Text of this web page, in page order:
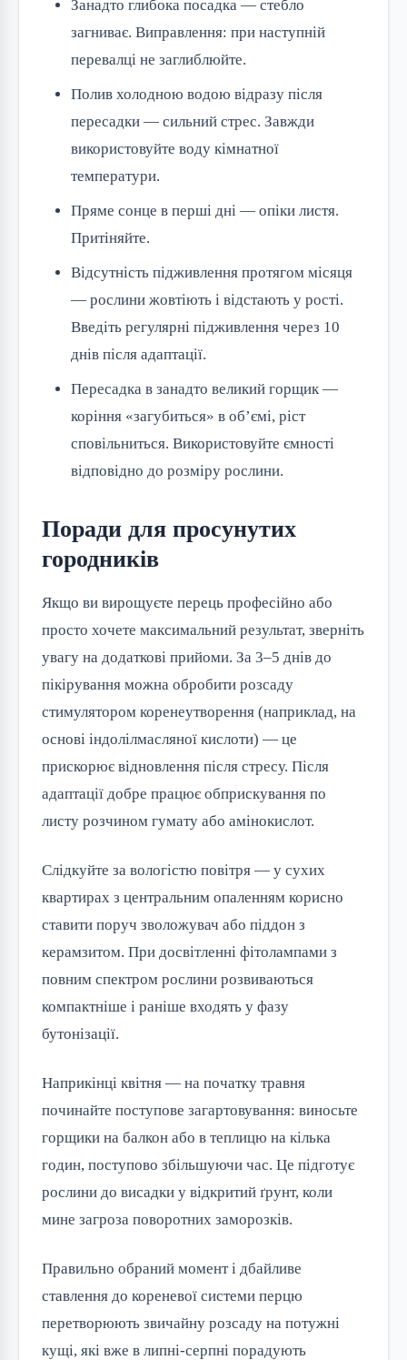
Занадто глибока посадка — стебло
загниває. Виправлення: при наступній
перевалці не заглиблюйте.
Полив холодною водою відразу після
пересадки — сильний стрес. Завжди
використовуйте воду кімнатної
температури.
Пряме сонце в перші дні — опіки листя.
Притіняйте.
Відсутність підживлення протягом місяця
— рослини жовтіють і відстають у рості.
Введіть регулярні підживлення через 10
днів після адаптації.
Пересадка в занадто великий горщик —
коріння «загубиться» в об’ємі, ріст
сповільниться. Використовуйте ємності
відповідно до розміру рослини.
Поради для просунутих
городників
Якщо ви вирощуєте перець професійно або
просто хочете максимальний результат, зверніть
увагу на додаткові прийоми. За 3–5 днів до
пікірування можна обробити розсаду
стимулятором коренеутворення (наприклад, на
основі індолілмасляної кислоти) — це
прискорює відновлення після стресу. Після
адаптації добре працює обприскування по
листу розчином гумату або амінокислот.
Слідкуйте за вологістю повітря — у сухих
квартирах з центральним опаленням корисно
ставити поруч зволожувач або піддон з
керамзитом. При досвітленні фітолампами з
повним спектром рослини розвиваються
компактніше і раніше входять у фазу
бутонізації.
Наприкінці квітня — на початку травня
починайте поступове загартовування: виносьте
горщики на балкон або в теплицю на кілька
годин, поступово збільшуючи час. Це підготує
рослини до висадки у відкритий ґрунт, коли
мине загроза поворотних заморозків.
Правильно обраний момент і дбайливе
ставлення до кореневої системи перцю
перетворюють звичайну розсаду на потужні
кущі, які вже в липні-серпні порадують